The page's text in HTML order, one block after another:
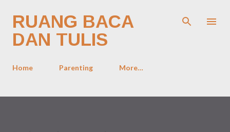
RUANG BACA
DAN TULIS
Home Parenting More…